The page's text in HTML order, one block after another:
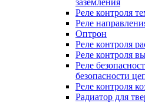
заземления
Реле контроля
Реле
Оптрон
Реле контроля
Реле контроля
Реле
безопасности
Реле контроля
Радиатор для